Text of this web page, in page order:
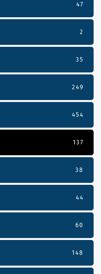
47
2
35
249
454
137
38
44
60
148